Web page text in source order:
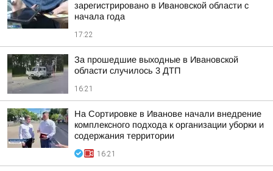
зарегистрировано в Ивановской области с
начала года
17:22
За прошедшие выходные в Ивановской
области случилось 3 ДТП
16:21
На Сортировке в Иванове начали внедрение
комплексного подхода к организации уборки и
содержания территории
16:21